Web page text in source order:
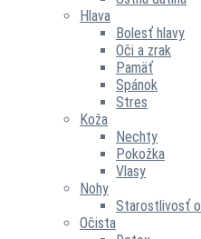
Hlava
Bolesť hlavy
Oči a zrak
Pamäť
Spánok
Stres
Koža
Nechty
Pokožka
Vlasy
Nohy
Starostlivosť
Očista